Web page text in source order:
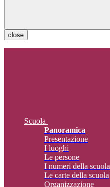
close
Scuola
Panoramica
Presentazione
I luoghi
Le persone
I numeri della scuola
Le carte della scuola
Organizzazione